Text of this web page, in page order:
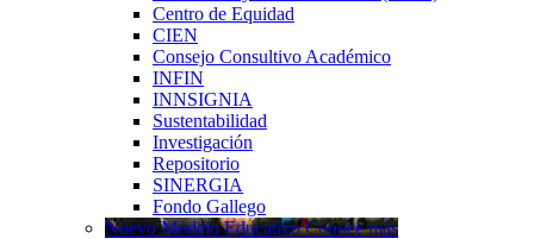
Centro de Equidad
CIEN
Consejo Consultivo Académico
INFIN
INNSIGNIA
Sustentabilidad
Investigación
Repositorio
SINERGIA
Fondo Gallego
Nuevo Modelo Educativo Conoce más